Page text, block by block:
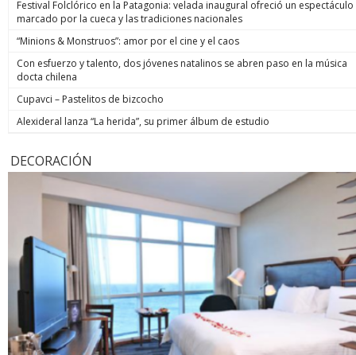
Festival Folclórico en la Patagonia: velada inaugural ofreció un espectáculo
marcado por la cueca y las tradiciones nacionales
“Minions & Monstruos”: amor por el cine y el caos
Con esfuerzo y talento, dos jóvenes natalinos se abren paso en la música
docta chilena
Cupavci – Pastelitos de bizcocho
Alexideral lanza “La herida”, su primer álbum de estudio
DECORACIÓN